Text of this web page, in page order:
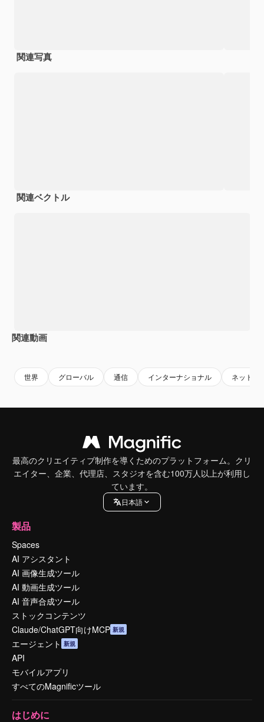
関連写真
関連ベクトル
関連動画
世界 グローバル 通信 インターナショナル ネット
最高のクリエイティブ制作を導くためのプラットフォーム。クリ
エイター、企業、代理店、スタジオを含む100万人以上が利用し
ています。
日本語
製品
Spaces
AI アシスタント
AI 画像生成ツール
AI 動画生成ツール
AI 音声合成ツール
ストックコンテンツ
Claude/ChatGPT向けMCP 新規
エージェント 新規
API
モバイルアプリ
すべてのMagnificツール
はじめに